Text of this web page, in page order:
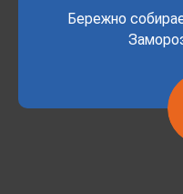
Бережно